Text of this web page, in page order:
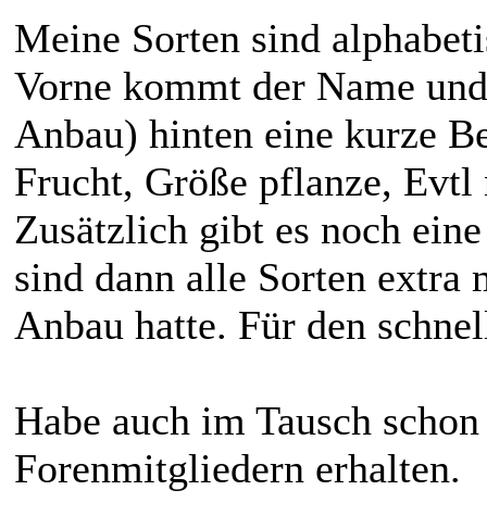
Meine Sorten sind
Vorne kommt der Name
Anbau) hinten eine kurze
Frucht, Größe pflanze, Evtl
Zusätzlich gibt es noch
sind dann alle Sorten
Anbau hatte. Für den
Habe auch im Tausch
Forenmitgliedern erhalten.